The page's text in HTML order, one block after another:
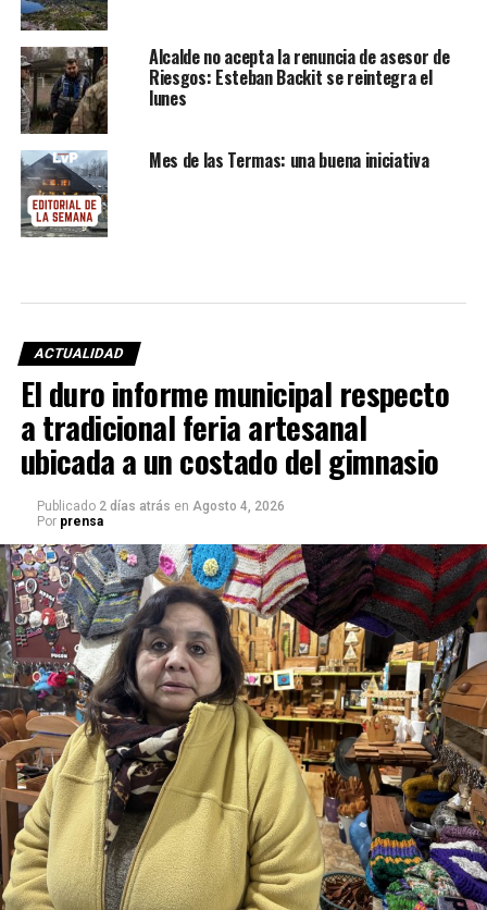
Alcalde no acepta la renuncia de asesor de
Riesgos: Esteban Backit se reintegra el
lunes
Mes de las Termas: una buena iniciativa
ACTUALIDAD
El duro informe municipal respecto
a tradicional feria artesanal
ubicada a un costado del gimnasio
Publicado 2 días atrás en Agosto 4, 2026
Por prensa